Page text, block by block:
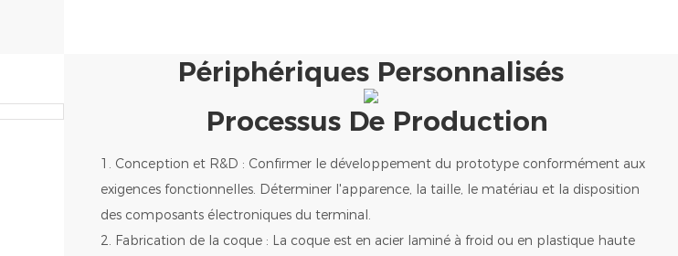
Périphériques Personnalisés
Processus De Production
1. Conception et R&D : Confirmer le développement du prototype conformément aux
exigences fonctionnelles. Déterminer l'apparence, la taille, le matériau et la disposition
des composants électroniques du terminal.
2. Fabrication de la coque : La coque est en acier laminé à froid ou en plastique haute